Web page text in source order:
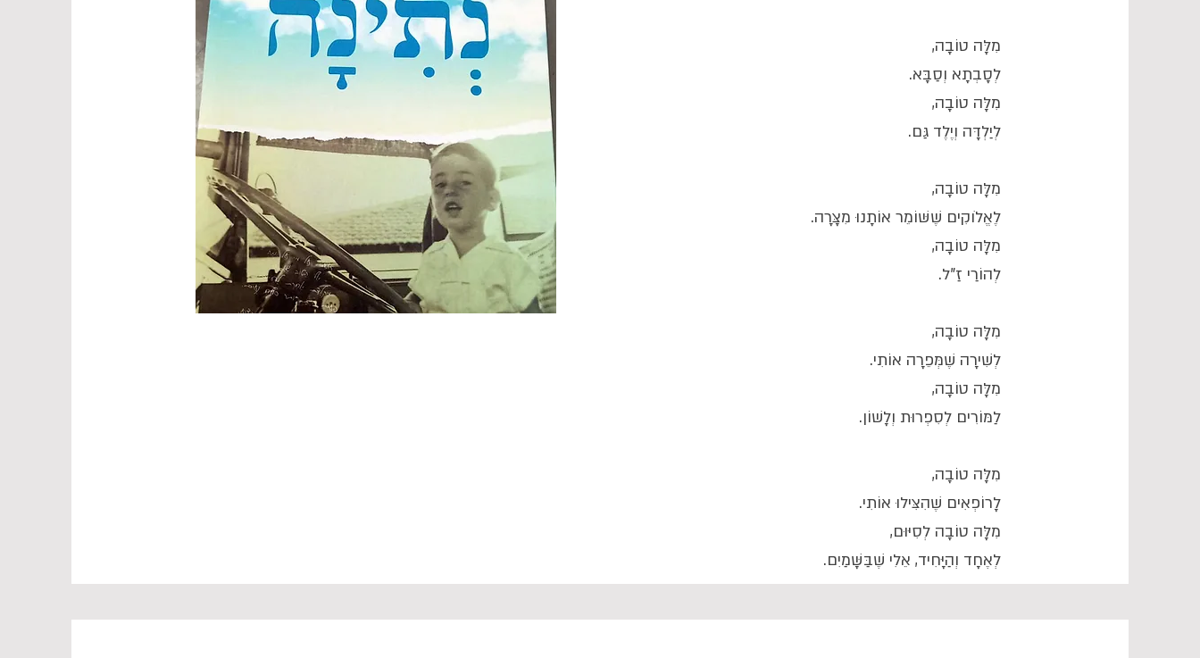
מִלָּה טוֹבָה,
לְסָבְתָא וְסַבָּא.
מִלָּה טוֹבָה,
לְיַלְדָּה וְיֶלֶד גַּם.
מִלָּה טוֹבָה,
לֶאֱלֹוקִים שֶׁשּׁוֹמֵר אוֹתָנוּ מִצָּרָה.
מִלָּה טוֹבָה,
לְהוֹרַי זַ"ל.
מִלָּה טוֹבָה,
לְשִׁירָה שֶׁמְּפֵרָה אוֹתִי.
מִלָּה טוֹבָה,
לַמּוֹרִים לְסִפְרוּת וְלָשׁוֹן.
מִלָּה טוֹבָה,
לָרוֹפְאִים שֶׁהִצִּילוּ אוֹתִי.
מִלָּה טוֹבָה לְסִיּוּם,
לְאֶחָד וְהַיָּחִיד, אֵלִי שֶׁבַּשָּׁמַיִם.